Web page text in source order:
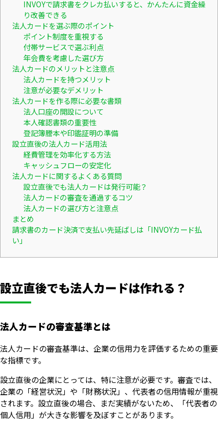
INVOYで請求書をクレカ払いすると、かんたんに資金繰
り改善できる
法人カードを選ぶ際のポイント
ポイント制度を重視する
付帯サービスで選ぶ利点
年会費を考慮した選び方
法人カードのメリットと注意点
法人カードを持つメリット
注意が必要なデメリット
法人カードを作る際に必要な書類
法人口座の開設について
本人確認書類の重要性
登記簿謄本や印鑑証明の準備
設立直後の法人カード活用法
経費管理を効率化する方法
キャッシュフローの安定化
法人カードに関するよくある質問
設立直後でも法人カードは発行可能？
法人カードの審査を通過するコツ
法人カードの選び方と注意点
まとめ
請求書のカード決済で支払い先延ばしは「INVOYカード払
い」
設立直後でも法人カードは作れる？
法人カードの審査基準とは
法人カードの審査基準は、企業の信用力を評価するための重要
な指標です。
設立直後の企業にとっては、特に注意が必要です。審査では、
企業の「経営状況」や「財務状況」、代表者の信用情報が重視
されます。設立直後の場合、まだ実績がないため、「代表者の
個人信用」が大きな影響を及ぼすことがあります。